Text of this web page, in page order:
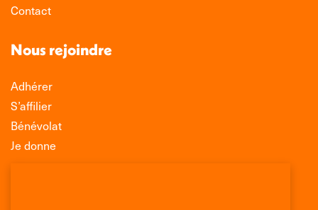
Contact
Nous rejoindre
Adhérer
S’affilier
Bénévolat
Je donne